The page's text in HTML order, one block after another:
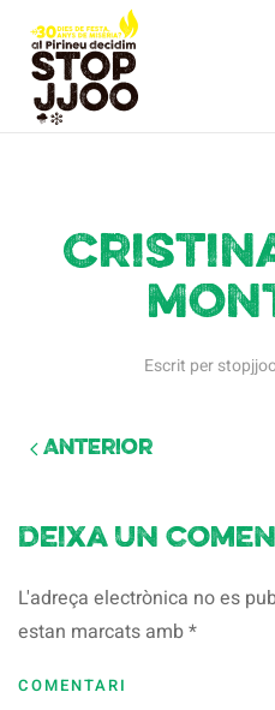
Escrit per
Anterior
Deixa un
L'adreça electrònica no es
estan marcats amb*
COMENTARI